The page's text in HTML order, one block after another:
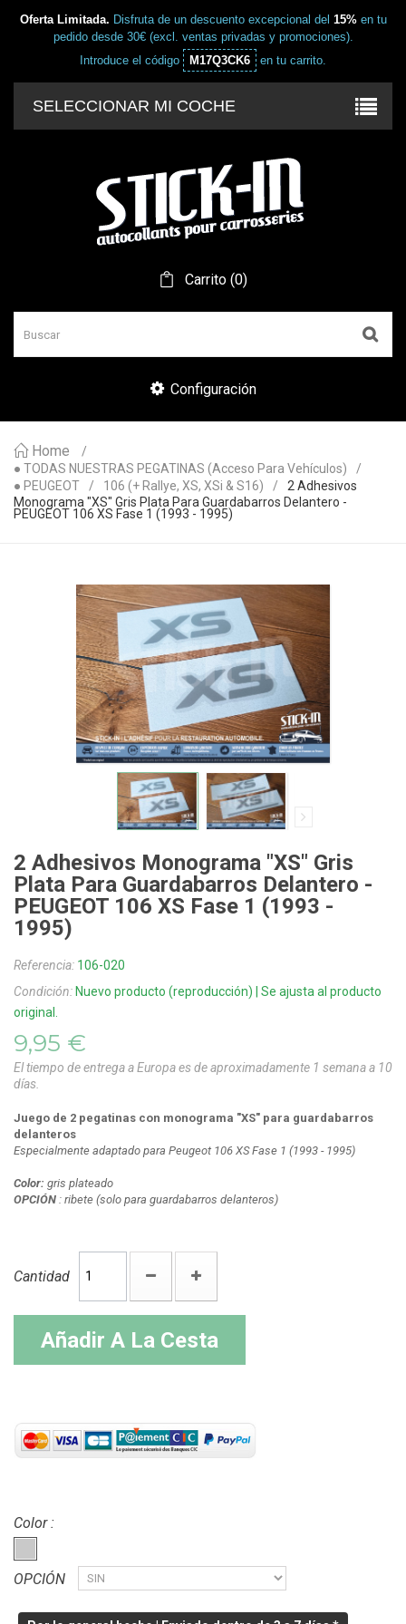
Oferta Limitada. Disfruta de un descuento excepcional del 15%en tu
pedido desde 30€ (excl. ventas privadas y promociones).
Introduce el código
M17Q3CK6 en tu carrito.
SELECCIONAR MI COCHE
Carrito (0)
Configuración
Home
● TODAS NUESTRAS PEGATINAS (acceso Para Vehículos)
● PEUGEOT
106 (+ Rallye, XS, XSi & S16)
2 Adhesivos
Monograma "XS" Gris Plata Para Guardabarros Delantero -
PEUGEOT 106 XS Fase 1 (1993 - 1995)
2 Adhesivos Monograma "XS" Gris
Plata Para Guardabarros Delantero -
PEUGEOT 106 XS Fase 1 (1993 -
1995)
Referencia: 106-020
Condición: Nuevo producto (reproducción) | Se ajusta al producto
original.
9,95 €
El tiempo de entrega a Europa es de aproximadamente 1 semana a 10
días.
Juego de 2 pegatinas con monograma "XS" para guardabarros
delanteros
Especialmente adaptado para Peugeot 106 XSFase 1 (1993 - 1995)
Color: gris plateado
OPCIÓN : ribete (solo para guardabarros delanteros)
Cantidad
Añadir A La Cesta
Color :
OPCIÓN